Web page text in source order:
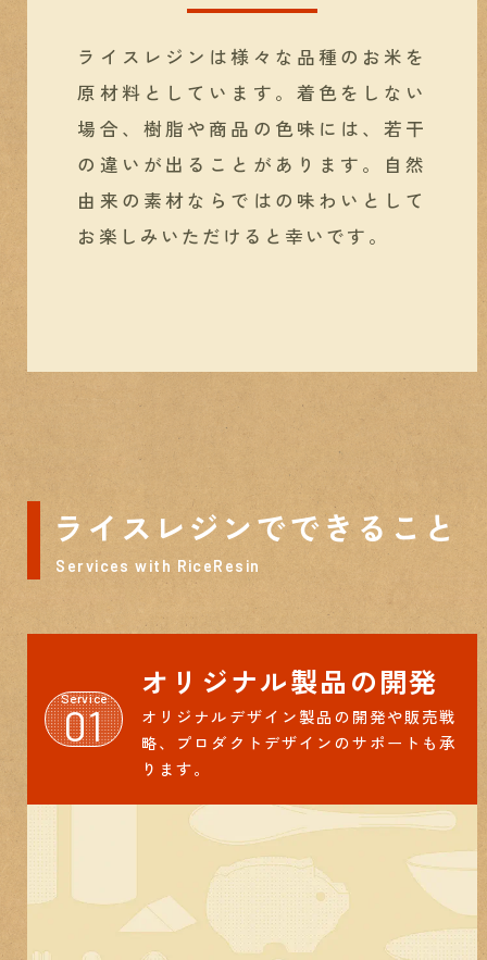
ライスレジンは様々な品種のお米を
原材料としています。 着色をしない
場合、樹脂や商品の色味には、若干
の違いが出ることがあります。
自然
由来の素材ならではの味わいとして
お楽しみいただけると幸いです。
ライスレジンでできること
Services with RiceResin
Service
01
オリジナル製品の開発
オリジナルデザイン製品の開発や販売戦
略、プロダクトデザインのサポートも承
ります。